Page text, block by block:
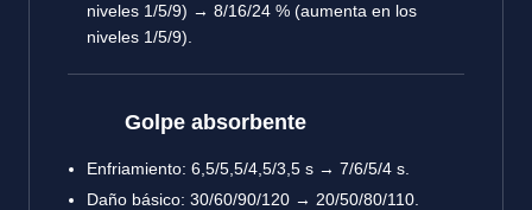
niveles 1/5/9) → 8/16/24 % (aumenta en los
niveles 1/5/9).
Golpe absorbente
Enfriamiento: 6,5/5,5/4,5/3,5 s → 7/6/5/4 s.
Daño básico: 30/60/90/120 → 20/50/80/110.